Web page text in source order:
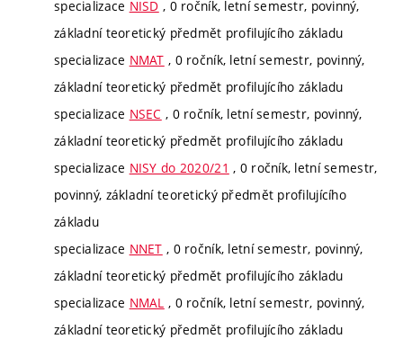
specializace NISD , 0 ročník, letní semestr, povinný,
základní teoretický předmět profilujícího základu
specializace NMAT , 0 ročník, letní semestr, povinný,
základní teoretický předmět profilujícího základu
specializace NSEC , 0 ročník, letní semestr, povinný,
základní teoretický předmět profilujícího základu
specializace NISY do 2020/21 , 0 ročník, letní semestr,
povinný, základní teoretický předmět profilujícího
základu
specializace NNET , 0 ročník, letní semestr, povinný,
základní teoretický předmět profilujícího základu
specializace NMAL , 0 ročník, letní semestr, povinný,
základní teoretický předmět profilujícího základu